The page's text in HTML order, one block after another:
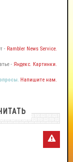
- Rambler News Service.
- Яндекс. Картинки.
Напишите нам.